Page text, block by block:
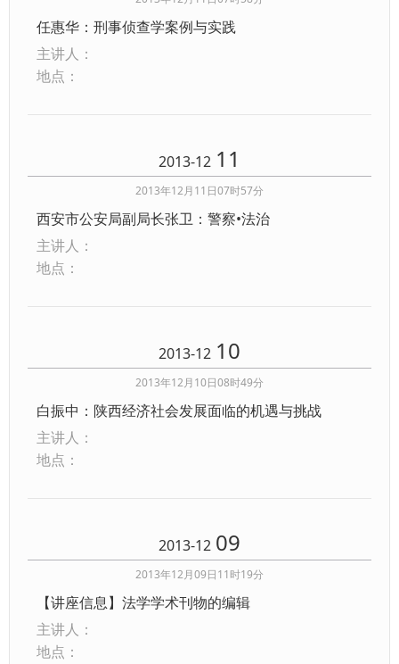
任惠华：刑事侦查学案例与实践
主讲人：
地点：
2013-12 11
2013年12月11日07时57分
西安市公安局副局长张卫：警察•法治
主讲人：
地点：
2013-12 10
2013年12月10日08时49分
白振中：陕西经济社会发展面临的机遇与挑战
主讲人：
地点：
2013-12 09
2013年12月09日11时19分
【讲座信息】法学学术刊物的编辑
主讲人：
地点：